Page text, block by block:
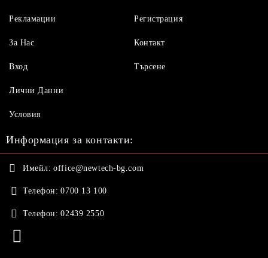
Рекламации
За Нас
Вход
Регистрация
Контакт
Търсене
Лични Данни
Условия
Информация за контакти:
Имейл: office@newtech-bg.com
Телефон: 0700 13 100
Телефон: 02439 2550